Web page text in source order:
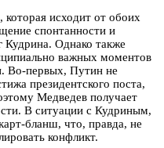
которая исходит от обоих
спонтанности и
Кудрина. Однако также
важных моментов
Во-первых, Путин не
президентского поста,
Медведев получает
В ситуации с Кудриным,
бланш, что, правда, не
конфликт.